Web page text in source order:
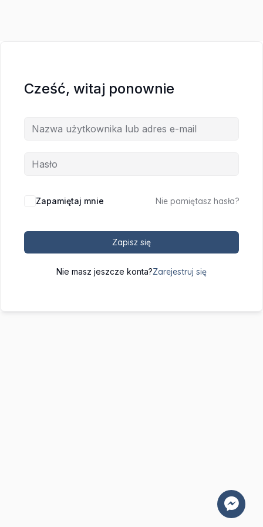
Cześć, witaj ponownie
Zapamiętaj mnie Nie pamiętasz hasła?
Zapisz się
Nie masz jeszcze konta?Zarejestruj się